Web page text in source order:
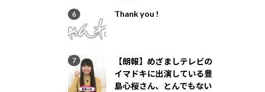
Thank you !
【朗報】めざましテレビの
イマドキに出演している豊
島心桜さん、とんでもない